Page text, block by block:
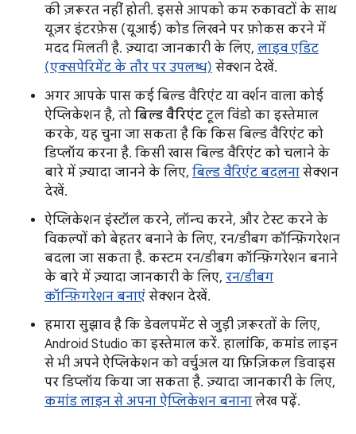
की ज़रूरत नहीं होती. इससे आपको कम रुकावटों के साथ
यूज़र इंटरफ़ेस (यूआई) कोड लिखने पर फ़ोकस करने में
मदद मिलती है. ज़्यादा जानकारी के लिए, लाइव एडिट
(एक्सपेरिमेंट के तौर पर उपलब्ध) सेक्शन देखें.
अगर आपके पास कई बिल्ड वैरिएंट या वर्शन वाला कोई
ऐप्लिकेशन है, तो बिल्ड वैरिएंट टूल विंडो का इस्तेमाल
करके, यह चुना जा सकता है कि किस बिल्ड वैरिएंट को
डिप्लॉय करना है. किसी खास बिल्ड वैरिएंट को चलाने के
बारे में ज़्यादा जानने के लिए, बिल्ड वैरिएंट बदलना सेक्शन
देखें.
ऐप्लिकेशन इंस्टॉल करने, लॉन्च करने, और टेस्ट करने के
विकल्पों को बेहतर बनाने के लिए, रन/डीबग कॉन्फ़िगरेशन
बदला जा सकता है. कस्टम रन/डीबग कॉन्फ़िगरेशन बनाने
के बारे में ज़्यादा जानकारी के लिए, रन/डीबग
कॉन्फ़िगरेशन बनाएं सेक्शन देखें.
हमारा सुझाव है कि डेवलपमेंट से जुड़ी ज़रूरतों के लिए,
Android Studio का इस्तेमाल करें. हालांकि, कमांड लाइन
से भी अपने ऐप्लिकेशन को वर्चुअल या फ़िज़िकल डिवाइस
पर डिप्लॉय किया जा सकता है. ज़्यादा जानकारी के लिए,
कमांड लाइन से अपना ऐप्लिकेशन बनाना लेख पढ़ें.